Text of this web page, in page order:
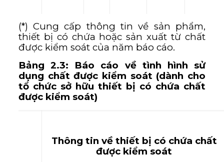
(*) Cung cấp thông tin về sản phẩm,
thiết bị có chứa hoặc sản xuất từ chất
được kiểm soát của năm báo cáo.
Bảng 2.3: Báo cáo về tình hình sử
dụng chất được kiểm soát (dành cho
tổ chức sở hữu thiết bị có chứa chất
được kiểm soát)
Thông tin về thiết bị có chứa chất
được kiểm soát